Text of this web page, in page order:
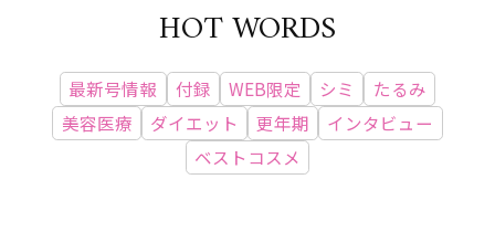
HOT WORDS
最新号情報 付録 WEB限定 シミ
たるみ
美容医療
ダイエット 更年期
インタビュー
ベストコスメ